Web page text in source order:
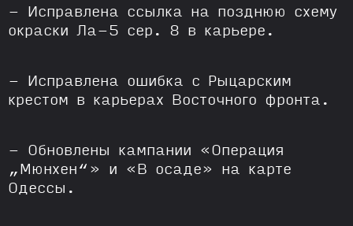
- Исправлена ссылка на позднюю схему
окраски Ла-5 сер. 8 в карьере.
- Исправлена ошибка с Рыцарским
крестом в карьерах Восточного фронта.
- Обновлены кампании «Операция
„Мюнхен“» и «В осаде» на карте
Одессы.